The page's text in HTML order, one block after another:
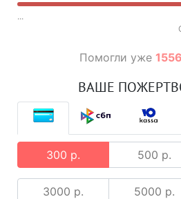
...
Помогли уже 1556
ВАШЕ
300 р. 500 р.
3000 р. 5000 р.